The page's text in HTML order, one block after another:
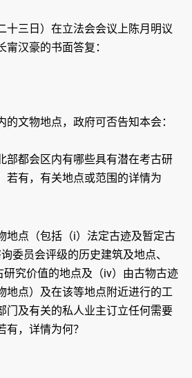
十三日）在立法会会议上陈月明议
汉豪的书面答复：
的文物地点，政府可否告知本会：
部都会区内有哪些具有潜在考古研
若有，有关地点或范围的详情为
地点（包括（i）法定古迹及暂定古
委员会评级的历史建筑及地点、
研究价值的地点及（iv）由古物古迹
地点）及在该等地点附近进行的工
门及有关的私人业主订立任何需要
，详情为何？